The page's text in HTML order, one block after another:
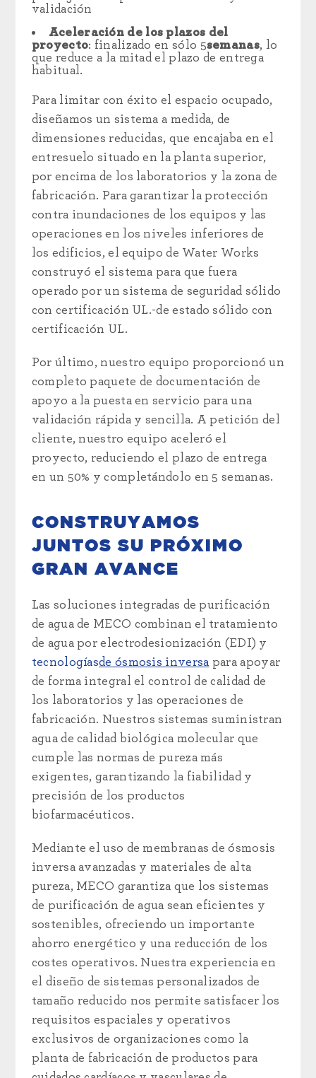
validación
Aceleración de los plazos del
proyecto: finalizado en sólo 5semanas, lo
que reduce a la mitad el plazo de entrega
habitual.
Para limitar con éxito el espacio ocupado,
diseñamos un sistema a medida, de
dimensiones reducidas, que encajaba en el
entresuelo situado en la planta superior,
por encima de los laboratorios y la zona de
fabricación. Para garantizar la protección
contra inundaciones de los equipos y las
operaciones en los niveles inferiores de
los edificios, el equipo de Water Works
construyó el sistema para que fuera
operado por un sistema de seguridad sólido
con certificación UL.-de estado sólido con
certificación UL.
Por último, nuestro equipo proporcionó un
completo paquete de documentación de
apoyo a la puesta en servicio para una
validación rápida y sencilla. A petición del
cliente, nuestro equipo aceleró el
proyecto, reduciendo el plazo de entrega
en un 50% y completándolo en 5 semanas.
CONSTRUYAMOS
JUNTOS SU PRÓXIMO
GRAN AVANCE
Las soluciones integradas de purificación
de agua de MECO combinan el tratamiento
de agua por electrodesionización (EDI) y
tecnologíasde ósmosis inversa para apoyar
de forma integral el control de calidad de
los laboratorios y las operaciones de
fabricación. Nuestros sistemas suministran
agua de calidad biológica molecular que
cumple las normas de pureza más
exigentes, garantizando la fiabilidad y
precisión de los productos
biofarmacéuticos.
Mediante el uso de membranas de ósmosis
inversa avanzadas y materiales de alta
pureza, MECO garantiza que los sistemas
de purificación de agua sean eficientes y
sostenibles, ofreciendo un importante
ahorro energético y una reducción de los
costes operativos. Nuestra experiencia en
el diseño de sistemas personalizados de
tamaño reducido nos permite satisfacer los
requisitos espaciales y operativos
exclusivos de organizaciones como la
planta de fabricación de productos para